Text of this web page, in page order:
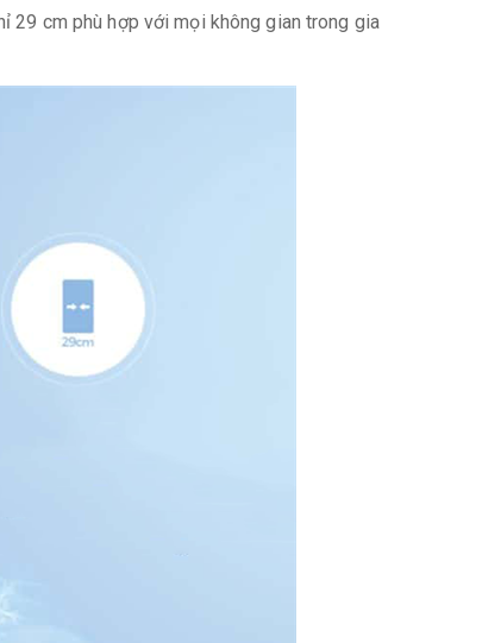
29 cm phù hợp với mọi không gian trong gia